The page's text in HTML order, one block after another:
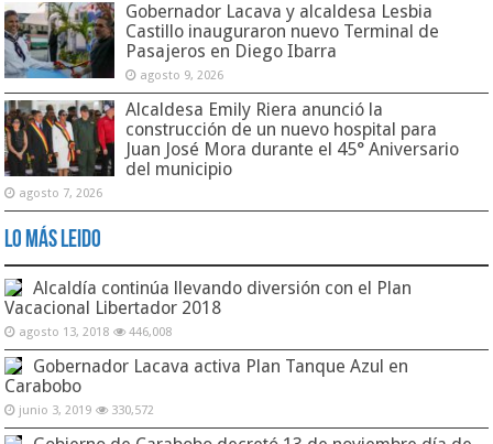
Gobernador Lacava y alcaldesa Lesbia
Castillo inauguraron nuevo Terminal de
Pasajeros en Diego Ibarra
agosto 9, 2026
Alcaldesa Emily Riera anunció la
construcción de un nuevo hospital para
Juan José Mora durante el 45° Aniversario
del municipio
agosto 7, 2026
Lo Más Leido
Alcaldía continúa llevando diversión con el Plan
Vacacional Libertador 2018
agosto 13, 2018 446,008
Gobernador Lacava activa Plan Tanque Azul en
Carabobo
junio 3, 2019 330,572